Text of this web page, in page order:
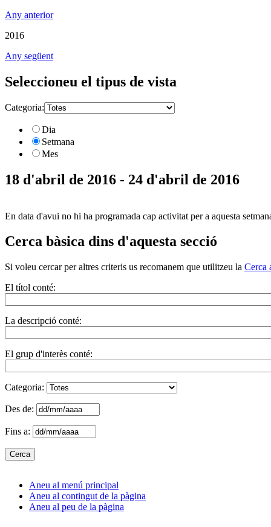
Any anterior
2016
Any següent
Seleccioneu el tipus de vista
Categoria:
Dia
Setmana
Mes
18 d'abril de 2016 - 24 d'abril de 2016
En data d'avui no hi ha programada cap activitat per a aquesta
Cerca bàsica dins d'aquesta secció
Si voleu cercar per altres criteris us recomanem que utilitzeu la Cerca
El títol conté:
La descripció conté:
El grup d'interès conté:
Categoria:
Des de:
Fins a:
Aneu al menú principal
Aneu al contingut de la pàgina
Aneu al peu de la pàgina